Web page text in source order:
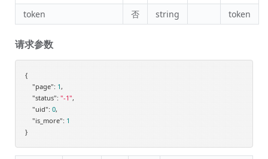
token
否 string token
请求参数
{
"page": 1,
"status": "-1",
"uid": 0,
"is_more": 1
}